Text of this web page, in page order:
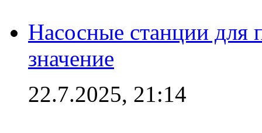
Насосные станции для
значение
22.7.2025, 21:14